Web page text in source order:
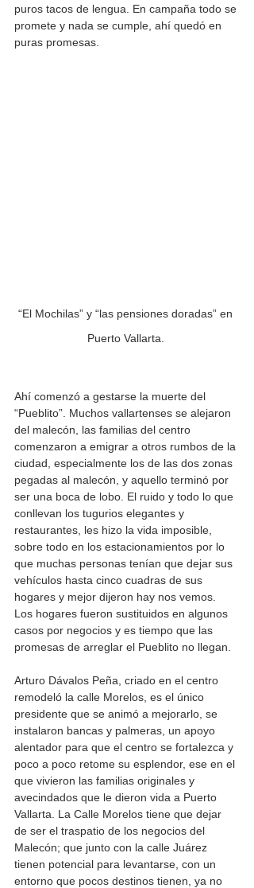
puros tacos de lengua. En campaña todo se
promete y nada se cumple, ahí quedó en
puras promesas.
“El Mochilas” y “las pensiones doradas” en
Puerto Vallarta.
Ahí comenzó a gestarse la muerte del
“Pueblito”. Muchos vallartenses se alejaron
del malecón, las familias del centro
comenzaron a emigrar a otros rumbos de la
ciudad, especialmente los de las dos zonas
pegadas al malecón, y aquello terminó por
ser una boca de lobo. El ruido y todo lo que
conllevan los tugurios elegantes y
restaurantes, les hizo la vida imposible,
sobre todo en los estacionamientos por lo
que muchas personas tenían que dejar sus
vehículos hasta cinco cuadras de sus
hogares y mejor dijeron hay nos vemos.
Los hogares fueron sustituidos en algunos
casos por negocios y es tiempo que las
promesas de arreglar el Pueblito no llegan.
Arturo Dávalos Peña, criado en el centro
remodeló la calle Morelos, es el único
presidente que se animó a mejorarlo, se
instalaron bancas y palmeras, un apoyo
alentador para que el centro se fortalezca y
poco a poco retome su esplendor, ese en el
que vivieron las familias originales y
avecindados que le dieron vida a Puerto
Vallarta. La Calle Morelos tiene que dejar
de ser el traspatio de los negocios del
Malecón; que junto con la calle Juárez
tienen potencial para levantarse, con un
entorno que pocos destinos tienen, ya no